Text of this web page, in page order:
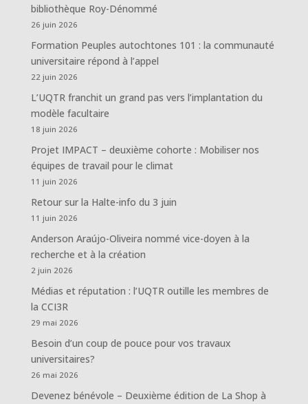
bibliothèque Roy-Dénommé
26 juin 2026
Formation Peuples autochtones 101 : la communauté
universitaire répond à l’appel
22 juin 2026
L’UQTR franchit un grand pas vers l’implantation du
modèle facultaire
18 juin 2026
Projet IMPACT – deuxième cohorte : Mobiliser nos
équipes de travail pour le climat
11 juin 2026
Retour sur la Halte-info du 3 juin
11 juin 2026
Anderson Araújo-Oliveira nommé vice-doyen à la
recherche et à la création
2 juin 2026
Médias et réputation : l’UQTR outille les membres de
la CCI3R
29 mai 2026
Besoin d’un coup de pouce pour vos travaux
universitaires?
26 mai 2026
Devenez bénévole – Deuxième édition de La Shop à